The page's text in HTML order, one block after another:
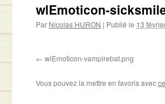
wlEmoticon-
Par Nicolas HURON | Publié le 13
wlEmoticon-vampirebat.png
Vous pouvez la mettre en favoris avec